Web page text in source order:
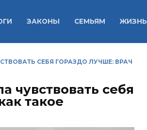
ЗАКОНЫ СЕМЬЯМ ЖИЗНЬ
СЕБЯ ГОРАЗДО ЛУЧШЕ: ВРАЧ
чувствовать себя
такое